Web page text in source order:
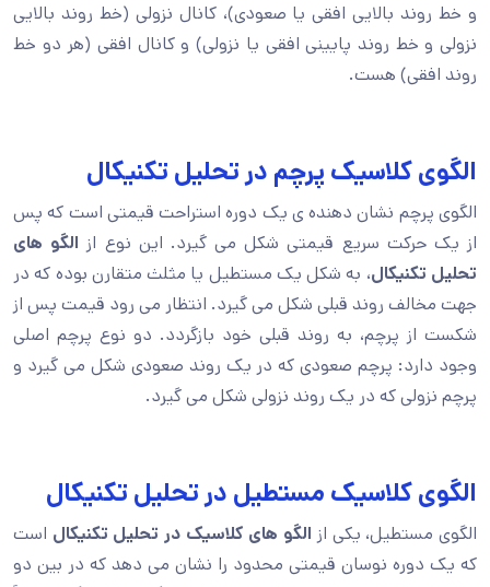
و خط روند بالایی افقی یا صعودی)، کانال نزولی (خط روند بالایی
نزولی و خط روند پایینی افقی یا نزولی) و کانال افقی (هر دو خط
روند افقی) هست.
الگوی کلاسیک پرچم در تحلیل تکنیکال
الگوی پرچم نشان دهنده ی یک دوره استراحت قیمتی است که پس
از یک حرکت سریع قیمتی شکل می گیرد. این نوع از الگو های
تحلیل تکنیکال، به شکل یک مستطیل یا مثلث متقارن بوده که در
جهت مخالف روند قبلی شکل می گیرد. انتظار می رود قیمت پس از
شکست از پرچم، به روند قبلی خود بازگردد. دو نوع پرچم اصلی
وجود دارد: پرچم صعودی که در یک روند صعودی شکل می گیرد و
پرچم نزولی که در یک روند نزولی شکل می گیرد.
الگوی کلاسیک مستطیل در تحلیل تکنیکال
الگوی مستطیل، یکی از الگو های کلاسیک در تحلیل تکنیکال است
که یک دوره نوسان قیمتی محدود را نشان می دهد که در بین دو